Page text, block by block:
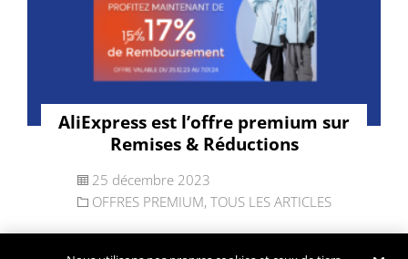
AliExpress est l’offre premium sur
Remises & Réductions
25 décembre 2023
OFFRES PREMIUM, TOUS LES ARTICLES